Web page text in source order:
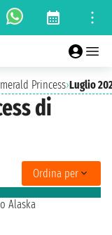
Princess›Luglio
di
Ordina per